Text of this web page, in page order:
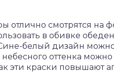
отлично смотрятся на
в обивке
белый дизайн
небесного оттенка
эти краски повышают